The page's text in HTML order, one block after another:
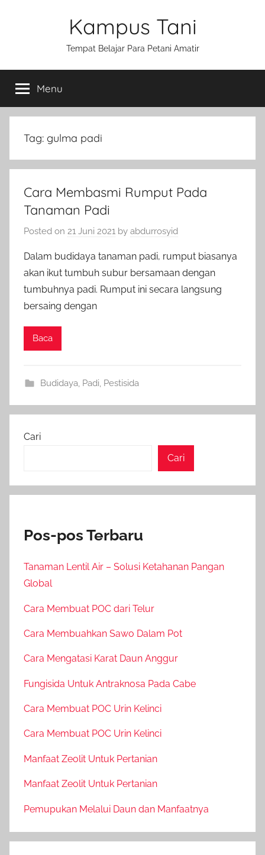
Kampus Tani
Tempat Belajar Para Petani Amatir
Menu
Tag: gulma padi
Cara Membasmi Rumput Pada
Tanaman Padi
Posted on 21 Juni 2021 by abdurrosyid
Dalam budidaya tanaman padi, rumput biasanya
akan ikut tumbuh subur bersamaan dengan
tumbuhnya padi. Rumput ini secara langsung
bersaing dengan
Baca
Budidaya Padi Pestisida
Cari
Cari
Pos-pos Terbaru
Tanaman Lentil Air – Solusi Ketahanan Pangan
Global
Cara Membuat POC dari Telur
Cara Membuahkan Sawo Dalam Pot
Cara Mengatasi Karat Daun Anggur
Fungisida Untuk Antraknosa Pada Cabe
Cara Membuat POC Urin Kelinci
Cara Membuat POC Urin Kelinci
Manfaat Zeolit Untuk Pertanian
Manfaat Zeolit Untuk Pertanian
Pemupukan Melalui Daun dan Manfaatnya